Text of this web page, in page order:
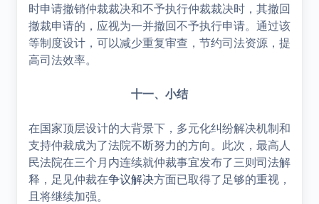
时申请撤销仲裁裁决和不予执行仲裁裁决时，其撤回
撤裁申请的，应视为一并撤回不予执行申请。通过该
等制度设计，可以减少重复审查，节约司法资源，提
高司法效率。
十一、小结
在国家顶层设计的大背景下，多元化纠纷解决机制和
支持仲裁成为了法院不断努力的方向。此次，最高人
民法院在三个月内连续就仲裁事宜发布了三则司法解
释，足见仲裁在争议解决方面已取得了足够的重视，
且将继续加强。